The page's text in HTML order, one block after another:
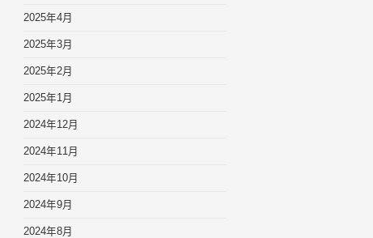
2025年4月
2025年3月
2025年2月
2025年1月
2024年12月
2024年11月
2024年10月
2024年9月
2024年8月